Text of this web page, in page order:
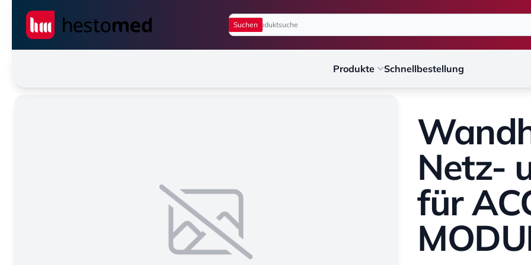
Seiwert GmbH
Produkte Schnellbestellung
Netz-
für